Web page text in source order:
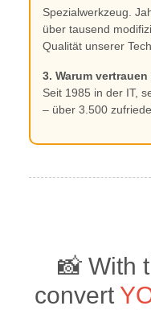
Spezialwerkzeug.
über tausend
Qualität unserer
3. Warum
Seit 1985 in der IT,
– über 3.500
📸 With
convert